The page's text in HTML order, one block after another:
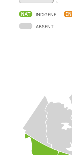
INDIGÈNE
ABSENT